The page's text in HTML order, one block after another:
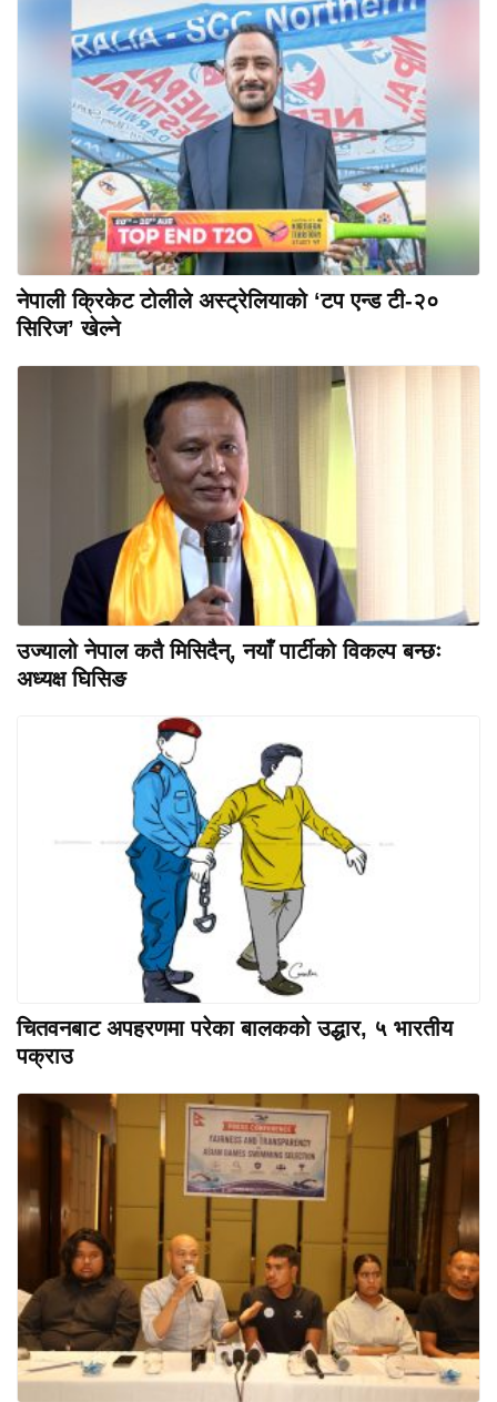
नेपाली क्रिकेट टोलीले अस्ट्रेलियाको ‘टप एन्ड टी-२०
सिरिज’ खेल्ने
उज्यालो नेपाल कतै मिसिदैन्, नयाँ पार्टीको विकल्प बन्छः
अध्यक्ष घिसिङ
चितवनबाट अपहरणमा परेका बालकको उद्धार, ५ भारतीय
पक्राउ